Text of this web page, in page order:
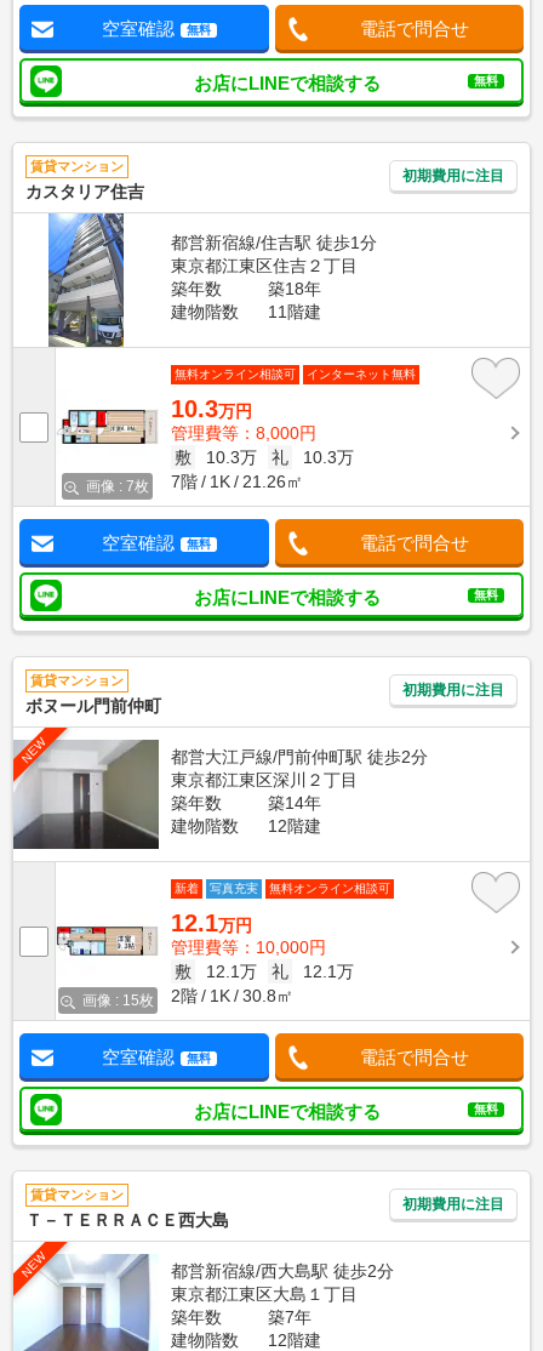
空室確認 無料 電話で問合せ
お店にLINEで相談する 無料
賃貸マンション
カスタリア住吉
初期費用に注目
都営新宿線/住吉駅 徒歩1分
東京都江東区住吉２丁目
築年数
築18年
建物階数
11階建
画像 : 7枚
無料オンライン相談可 インターネット無料
10.3万円
管理費等：8,000円
敷
10.3万 礼
10.3万
7階
1K 21.26㎡
空室確認 無料 電話で問合せ
お店にLINEで相談する 無料
賃貸マンション
ボヌール門前仲町
初期費用に注目
NEW
都営大江戸線/門前仲町駅 徒歩2分
東京都江東区深川２丁目
築年数
築14年
建物階数
12階建
画像 : 15枚
新着 写真充実 無料オンライン相談可
12.1万円
管理費等：10,000円
敷
12.1万 礼
12.1万
2階
1K 30.8㎡
空室確認 無料 電話で問合せ
お店にLINEで相談する 無料
賃貸マンション
Ｔ－ＴＥＲＲＡＣＥ西大島
初期費用に注目
NEW
都営新宿線/西大島駅 徒歩2分
東京都江東区大島１丁目
築年数
築7年
建物階数
12階建